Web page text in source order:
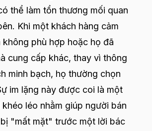
thể làm tổn thương mối quan
Khi một khách hàng cảm
phù hợp hoặc họ đã
cung cấp khác, thay vì thông
minh bạch, họ thường chọn
im lặng này được coi là một
léo nhằm giúp người bán
"mất mặt" trước một lời bác